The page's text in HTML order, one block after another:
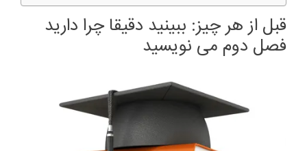
قبل از هر چیز: ببینید دقیقا چرا دارید
فصل دوم می نویسید